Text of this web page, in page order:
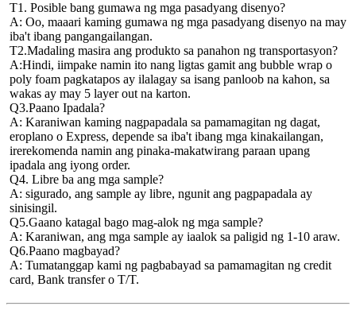
T1. Posible bang gumawa ng mga pasadyang disenyo?
A: Oo, maaari kaming gumawa ng mga pasadyang disenyo na may
iba't ibang pangangailangan.
T2.Madaling masira ang produkto sa panahon ng transportasyon?
A:Hindi, iimpake namin ito nang ligtas gamit ang bubble wrap o
poly foam pagkatapos ay ilalagay sa isang panloob na kahon, sa
wakas ay may 5 layer out na karton.
Q3.Paano Ipadala?
A: Karaniwan kaming nagpapadala sa pamamagitan ng dagat,
eroplano o Express, depende sa iba't ibang mga kinakailangan,
irerekomenda namin ang pinaka-makatwirang paraan upang
ipadala ang iyong order.
Q4. Libre ba ang mga sample?
A: sigurado, ang sample ay libre, ngunit ang pagpapadala ay
sinisingil.
Q5.Gaano katagal bago mag-alok ng mga sample?
A: Karaniwan, ang mga sample ay iaalok sa paligid ng 1-10 araw.
Q6.Paano magbayad?
A: Tumatanggap kami ng pagbabayad sa pamamagitan ng credit
card, Bank transfer o T/T.